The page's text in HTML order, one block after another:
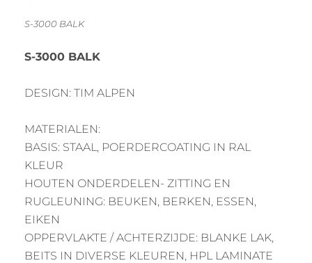
S-3000 BALK
S-3000 BALK
DESIGN: TIM ALPEN
MATERIALEN:
BASIS: STAAL, POERDERCOATING IN RAL
KLEUR
HOUTEN ONDERDELEN- ZITTING EN
RUGLEUNING: BEUKEN, BERKEN, ESSEN,
EIKEN
OPPERVLAKTE / ACHTERZIJDE: BLANKE LAK,
BEITS IN DIVERSE KLEUREN, HPL LAMINATE